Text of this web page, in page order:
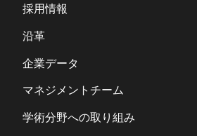
採用情報
沿革
企業データ
マネジメントチーム
学術分野への取り組み